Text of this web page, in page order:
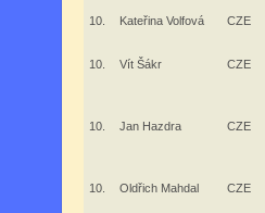
10. Kateřina Volfová CZE
10. Vít Šákr CZE
10. Jan Hazdra CZE
10. Oldřich Mahdal CZE